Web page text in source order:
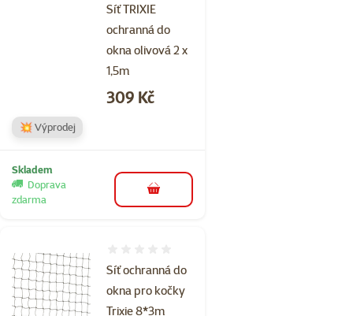
Síť TRIXIE
ochranná do
okna olivová 2 x
1,5m
Cena
309 Kč
💥 Výprodej
Skladem
Doprava
zdarma
do košíku
Síť ochranná do
okna pro kočky
Trixie 8*3m